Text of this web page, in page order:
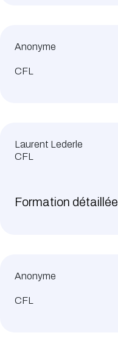
Anonyme
CFL
Laurent Lederle
CFL
Formation détaillée
Anonyme
CFL